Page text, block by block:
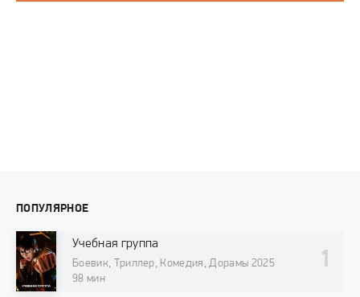
ПОПУЛЯРНОЕ
Учебная группа
Боевик, Триллер, Комедия, Дорамы 2025
98 мин